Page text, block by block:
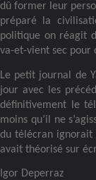
dû former leur
préparé la
politique on réagit
va-et-vient sec pour
Le petit journal de
jour avec les
définitivement le
moins qu’il ne
du télécran ignorait
avait théorisé sur
Igor Deperraz